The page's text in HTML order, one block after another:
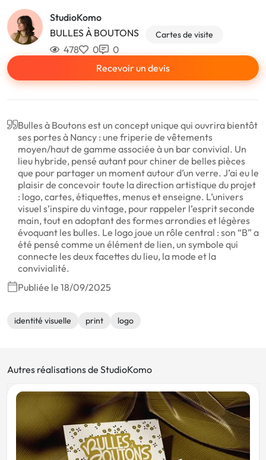
StudioKomo
BULLES À BOUTONS
Cartes de visite
478 0
0
Recevoir un devis
Bulles à Boutons est un concept unique qui ouvrira bientôt
ses portes à Nancy : une friperie de vêtements
moyen/haut de gamme associée à un bar convivial. Un
lieu hybride, pensé autant pour chiner de belles pièces
que pour partager un moment autour d’un verre. J’ai eu le
plaisir de concevoir toute la direction artistique du projet
: logo, cartes, étiquettes, menus et enseigne. L’univers
visuel s’inspire du vintage, pour rappeler l’esprit seconde
main, tout en adoptant des formes arrondies et légères
évoquant les bulles. Le logo joue un rôle central : son “B” a
été pensé comme un élément de lien, un symbole qui
connecte les deux facettes du lieu, la mode et la
convivialité.
Publiée le 18/09/2025
identité visuelle print logo
Autres réalisations de StudioKomo